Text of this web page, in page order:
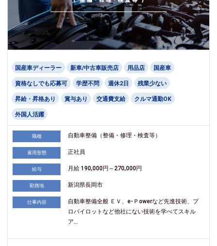
国産車ディーラー 新車/中古車販売店 用品店 国産車
資格なしでも応募可 学歴不問 週休2日 残業少ない
昇給・昇格あり 賞与あり 交通費支給 クルマ通勤OK
外国人活躍
職種 自動車整備（整備・修理・検査等）
雇用形態 正社員
給与 月給 190,000円～270,000円
勤務地 新潟県長岡市
仕事内容
自動車整備全般 ＥＶ、e-Ｐowerなど先進技術、プ
ロパイロットなど他社にない技術を学べてスキル
ア...